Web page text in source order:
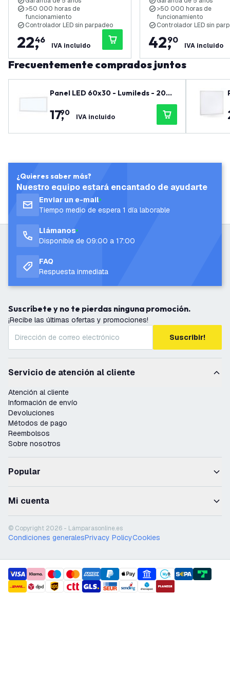
>50 000 horas de
funcionamiento
Controlador LED sin parpadeo
22,
46
IVA incluido
>50 000 horas de
funcionamiento
Controlador LED sin
42,
90
IVA incluido
Frecuentemente comprados juntos
Panel LED 60x30 - Lumileds - 20W
- 125Lm/W - 6500K - 5 años de gar
antía
17,
90 IVA incluido
¿Quieres saber más?
Nuestro equipo estará encantado de ayudarte
Enviar un e-mail
Tiempo medio de espera 1 día laborable
Llámanos
Disponible de 09:00 a 17:00
FAQ
Respuesta inmediata
Suscríbete y no te pierdas ninguna promoción.
¡Recibe las últimas ofertas y promociones!
Suscribir!
Servicio de atención al cliente
Atención al cliente
Información de envío
Devoluciones
Métodos de pago
Reembolsos
Sobre nosotros
Popular
Mi cuenta
© Copyright 2026 - Lámparasonline.es
Condiciones generalesPrivacy PolicyCookies
payment methods
shipment methods